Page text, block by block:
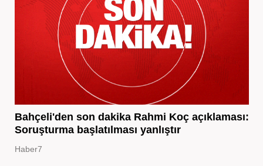
Bahçeli'den son dakika Rahmi Koç açıklaması:
Soruşturma başlatılması yanlıştır
Haber7